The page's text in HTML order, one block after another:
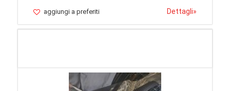
aggiungi a preferiti Dettagli»